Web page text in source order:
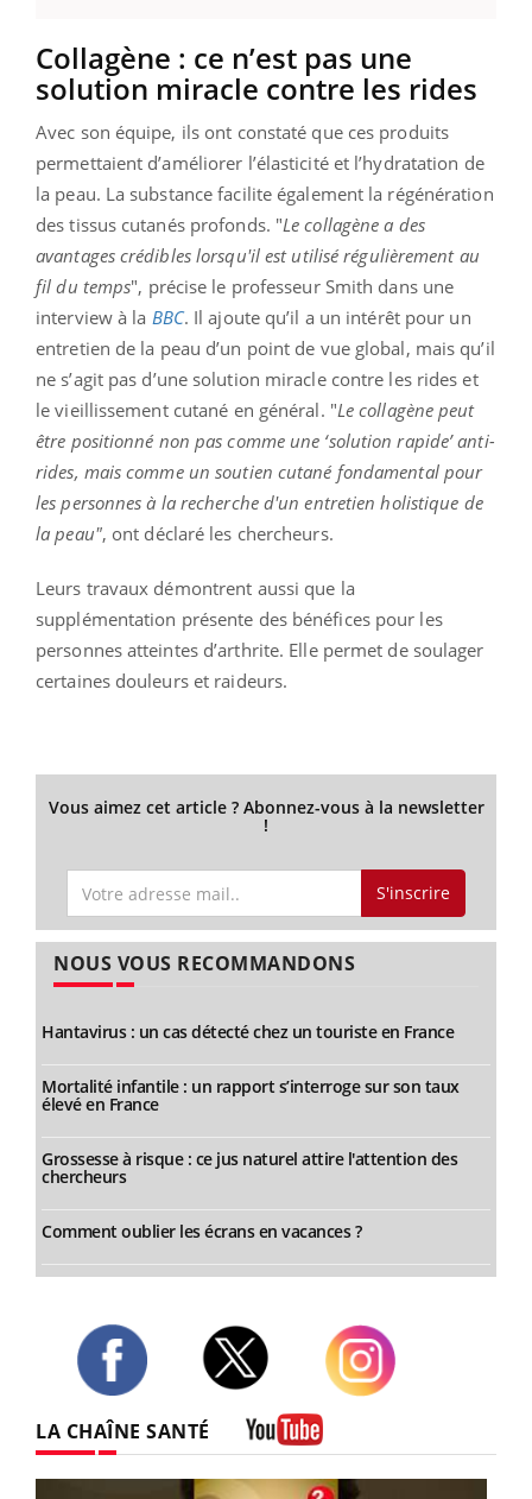
Collagène : ce n’est pas une
solution miracle contre les rides
Avec son équipe, ils ont constaté que ces produits
permettaient d’améliorer l’élasticité et l’hydratation de
la peau. La substance facilite également la régénération
des tissus cutanés profonds. "Le collagène a des
avantages crédibles lorsqu'il est utilisé régulièrement au
fil du temps", précise le professeur Smith dans une
interview à la BBC. Il ajoute qu’il a un intérêt pour un
entretien de la peau d’un point de vue global, mais qu’il
ne s’agit pas d’une solution miracle contre les rides et
le vieillissement cutané en général. "Le collagène peut
être positionné non pas comme une ‘solution rapide’ anti-
rides, mais comme un soutien cutané fondamental pour
les personnes à la recherche d'un entretien holistique de
la peau", ont déclaré les chercheurs.
Leurs travaux démontrent aussi que la
supplémentation présente des bénéfices pour les
personnes atteintes d’arthrite. Elle permet de soulager
certaines douleurs et raideurs.
Vous aimez cet article ? Abonnez-vous à la newsletter
!
S'inscrire
NOUS VOUS RECOMMANDONS
Hantavirus : un cas détecté chez un touriste en France
Mortalité infantile : un rapport s’interroge sur son taux
élevé en France
Grossesse à risque : ce jus naturel attire l'attention des
chercheurs
Comment oublier les écrans en vacances ?
LA CHAÎNE SANTÉ